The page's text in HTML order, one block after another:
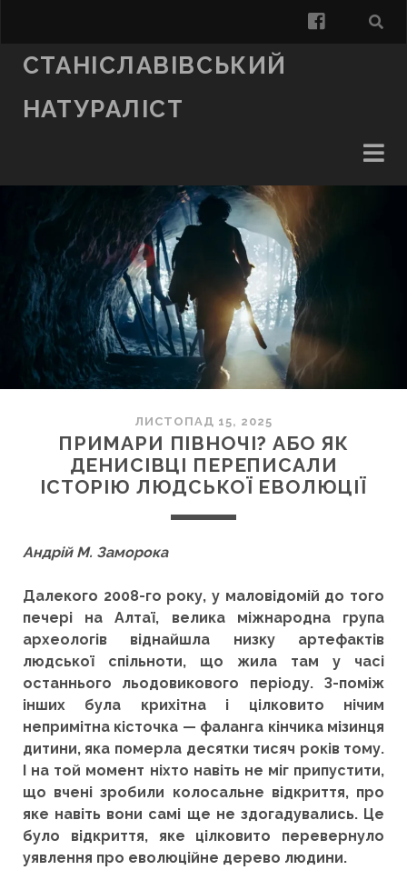
facebook
СТАНІСЛАВІВСЬКИЙ
НАТУРАЛІСТ
ЛИСТОПАД 15, 2025
ПРИМАРИ ПІВНОЧІ? АБО ЯК
ДЕНИСІВЦІ ПЕРЕПИСАЛИ
ІСТОРІЮ ЛЮДСЬКОЇ ЕВОЛЮЦІЇ
Андрій М. Заморока
Далекого 2008-го року, у маловідомій до того
печері на Алтаї, велика міжнародна група
археологів віднайшла низку артефактів
людської спільноти, що жила там у часі
останнього льодовикового періоду. З-поміж
інших була крихітна і цілковито нічим
непримітна кісточка — фаланга кінчика мізинця
дитини, яка померла десятки тисяч років тому.
І на той момент ніхто навіть не міг припустити,
що вчені зробили колосальне відкриття, про
яке навіть вони самі ще не здогадувались. Це
було відкриття, яке цілковито перевернуло
уявлення про еволюційне дерево людини.